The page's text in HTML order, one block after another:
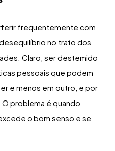
frequentemente com
no trato dos
Claro, ser destemido
pessoais que podem
e menos em outro, e por
problema é quando
o bom senso e se